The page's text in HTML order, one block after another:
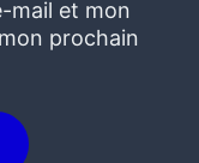
mail et mon
prochain